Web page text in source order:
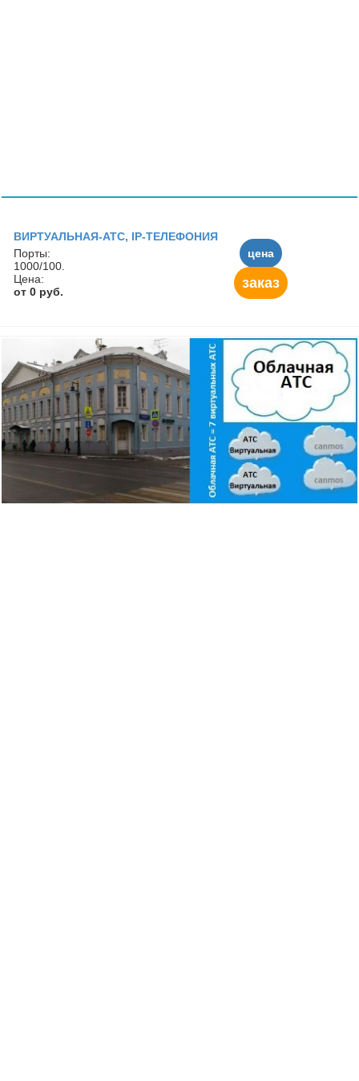
ВИРТУАЛЬНАЯ-АТС, IP-ТЕЛЕФОНИЯ
Порты:
1000/100.
Цена:
от 0 руб.
цена
заказ